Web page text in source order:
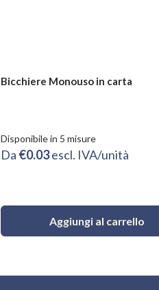
Bicchiere Monouso in carta
Disponibile in 5 misure
Da €0.03escl. IVA/unità
Aggiungi al carrello